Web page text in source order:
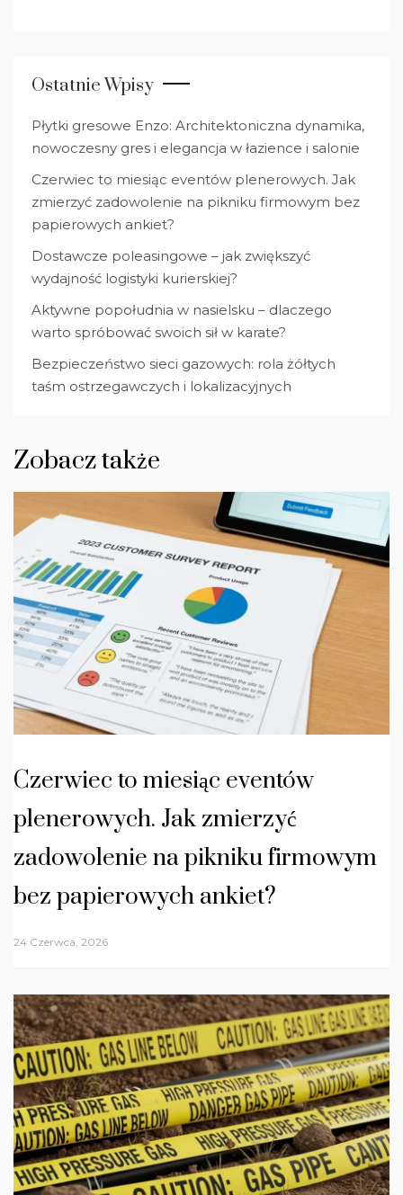
Ostatnie Wpisy
Płytki gresowe Enzo: Architektoniczna dynamika,
nowoczesny gres i elegancja w łazience i salonie
Czerwiec to miesiąc eventów plenerowych. Jak
zmierzyć zadowolenie na pikniku firmowym bez
papierowych ankiet?
Dostawcze poleasingowe – jak zwiększyć
wydajność logistyki kurierskiej?
Aktywne popołudnia w nasielsku – dlaczego
warto spróbować swoich sił w karate?
Bezpieczeństwo sieci gazowych: rola żółtych
taśm ostrzegawczych i lokalizacyjnych
Zobacz także
Czerwiec to miesiąc eventów
plenerowych. Jak zmierzyć
zadowolenie na pikniku firmowym
bez papierowych ankiet?
24 Czerwca, 2026